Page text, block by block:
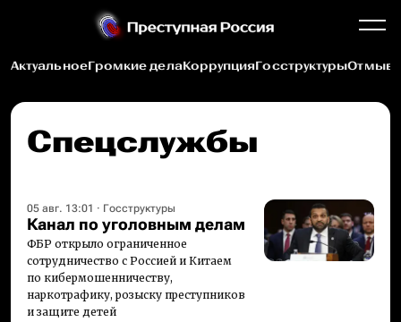
АктуальноеГромкие делаКоррупцияГосструктуры
Спецслужбы
05 авг. 13:01 · Госструктуры
Канал по уголовным делам
ФБР открыло ограниченное
сотрудничество с Россией и Китаем
по кибермошенничеству,
наркотрафику, розыску преступников
и защите детей